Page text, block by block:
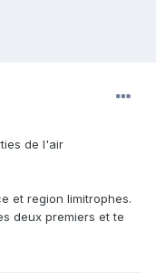
de l'air
et region limitrophes.
deux premiers et te